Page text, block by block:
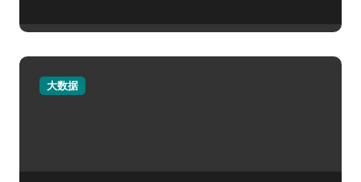
大数据